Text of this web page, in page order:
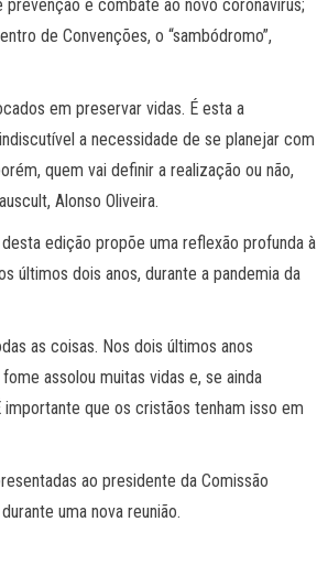
e combate ao novo coronavírus;
de Convenções, o “sambódromo”,
em preservar vidas. É esta a
a necessidade de se planejar com
quem vai definir a realização ou não,
Alonso Oliveira.
edição propõe uma reflexão profunda à
últimos dois anos, durante a pandemia da
as coisas. Nos dois últimos anos
assolou muitas vidas e, se ainda
que os cristãos tenham isso em
ao presidente da Comissão
uma nova reunião.